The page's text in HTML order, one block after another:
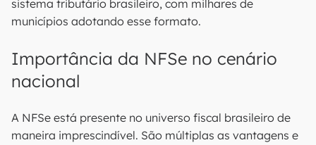
sistema tributário brasileiro, com milhares de
municípios adotando esse formato.
Importância da NFSe no cenário
nacional
A NFSe está presente no universo fiscal brasileiro de
maneira imprescindível. São múltiplas as vantagens e